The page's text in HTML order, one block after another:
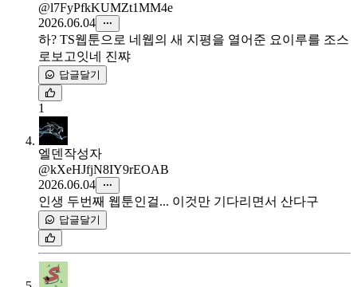
@l7FyPfkKUMZt1MM4e
2026.06.04
하? TS웹툰으로 네웹의 새 지평을 열어준 요이루를 조스
로보고잇네 진쨔
답글달기
1
엘덴 작성자
@kXeHJfjN8IY9rEOAB
2026.06.04
인생 두번째 웹툰인걸... 이것만 기다리면서 산다구
답글달기